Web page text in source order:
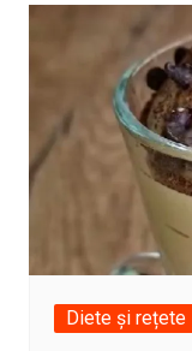
Diete și rețete